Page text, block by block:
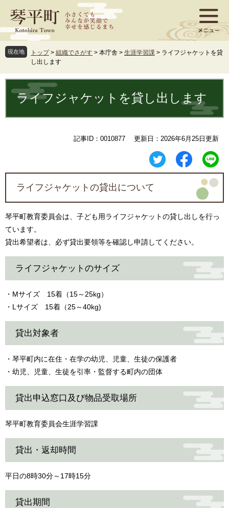
ジ
先
頭
す
ュ
を
飛
し
現在地 トップ > 組織でさがす > 本庁舎 > 生涯学習課 > ライフジャケットを貸
し出します
文
ライフジャケットを貸し出します
記事ID：0010877 更新日：2026年6月25日更新
ライフジャケットの貸出について
琴平町教育委員会は、子ども用ライフジャケットの貸し出しを行っ
ています。
貸出希望者は、必ず貸出要領等を確認し申請してください。
ライフジャケットのサイズ
・Mサイズ 15着（15～25kg）
・Lサイズ 15着（25～40kg)
貸出対象者
・琴平町内に在住・在学の幼児、児童、生徒の保護者
・幼児、児童、生徒を引率・監督する町内の団体
貸出申込窓口及び物品受取場所
琴平町教育委員会生涯学習課
貸出・返却時間
平日の8時30分～17時15分
貸出期間